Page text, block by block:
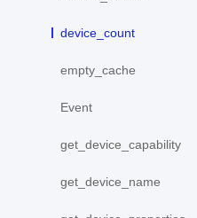
device_count
empty_cache
Event
get_device_capability
get_device_name